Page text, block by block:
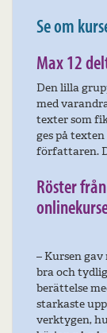
Se om
Max 12
Den lilla
med
texter som
ges på
författaren.
Röster
– Kursen
bra och
berättelse
starkaste
verktygen,